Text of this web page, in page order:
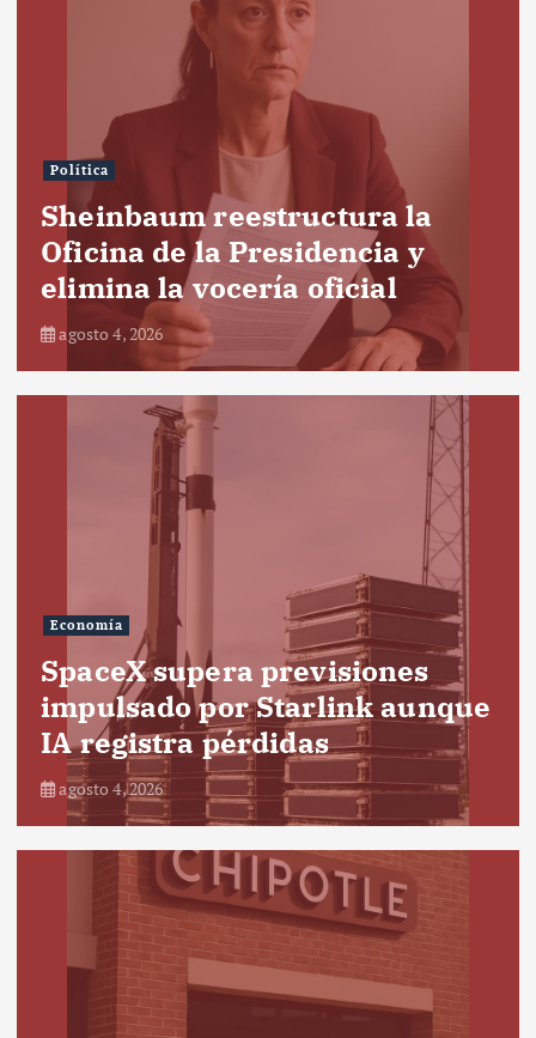
Política
Sheinbaum reestructura la
Oficina de la Presidencia y
elimina la vocería oficial
agosto 4, 2026
Economía
SpaceX supera previsiones
impulsado por Starlink aunque
IA registra pérdidas
agosto 4, 2026